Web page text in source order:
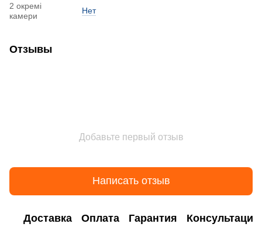
2 окремі
камери
Нет
Отзывы
Добавьте первый отзыв
Написать отзыв
Доставка Оплата Гарантия Консультация